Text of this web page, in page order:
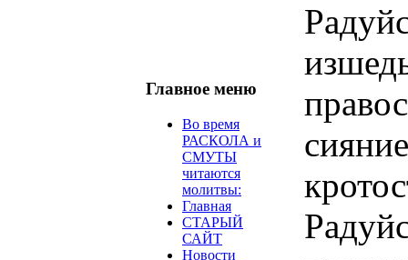
Главное меню
Во время
РАСКОЛА и
СМУТЫ
читаются
молитвы:
Главная
СТАРЫЙ
САЙТ
Новости